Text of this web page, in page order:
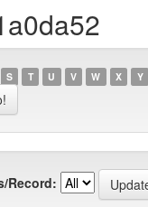
S T U V W X Y
Record: